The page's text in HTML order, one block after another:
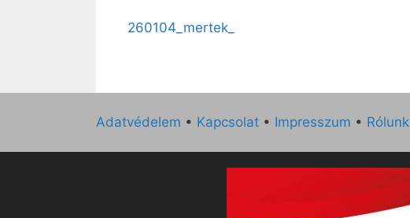
260104_mertek_
Adatvédelem • Kapcsolat • Impresszum • Rólunk